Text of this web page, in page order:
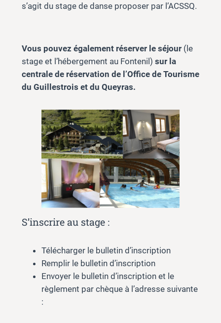
s’agit du stage de danse proposer par l’ACSSQ.
Vous pouvez également réserver le séjour (le
stage et l’hébergement au Fontenil) sur la
centrale de réservation de l’Office de Tourisme
du Guillestrois et du Queyras.
S’inscrire au stage :
Télécharger le bulletin d’inscription
Remplir le bulletin d’inscription
Envoyer le bulletin d’inscription et le
règlement par chèque à l’adresse suivante
: